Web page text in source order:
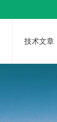
技术文章